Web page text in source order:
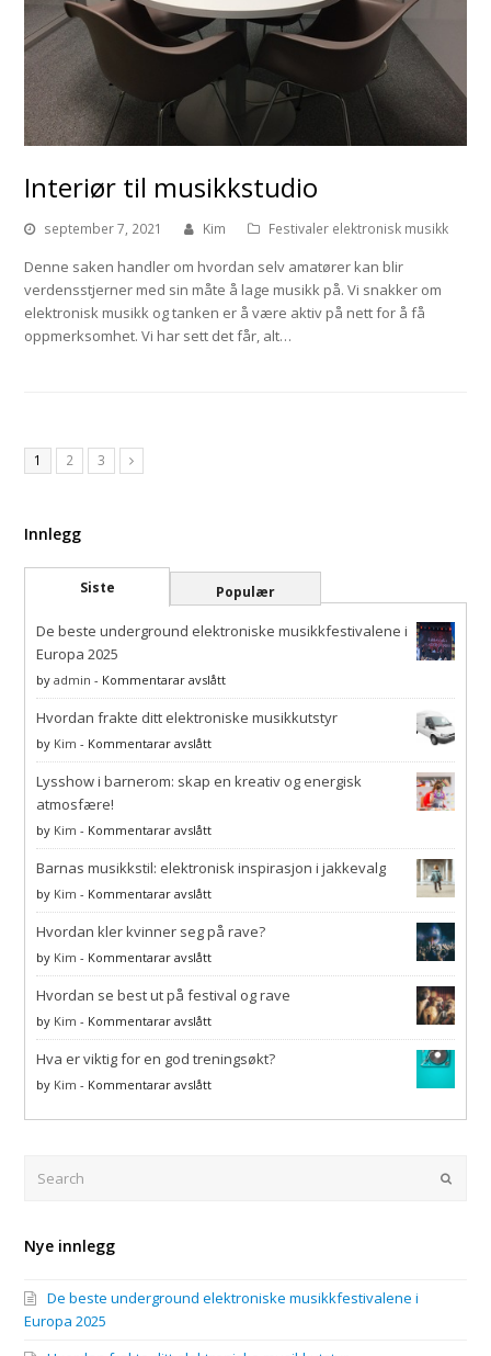
Interiør til musikkstudio
september 7, 2021 Kim Festivaler elektronisk musikk
Denne saken handler om hvordan selv amatører kan blir
verdensstjerner med sin måte å lage musikk på. Vi snakker om
elektronisk musikk og tanken er å være aktiv på nett for å få
oppmerksomhet. Vi har sett det får, alt…
1 2 3 Next
Innlegg
Siste Populær
De beste underground elektroniske musikkfestivalene i
Europa 2025
byadmin - Kommentarar avslåttpå
De
beste
musikkfestivalene
Hvordan frakte ditt elektroniske musikkutstyr
by Kim - Kommentarar avslåttpå
Hvordan
frakte
musikkutstyr
Lysshow i barnerom: skap en kreativ og energisk
atmosfære!
by Kim - Kommentarar avslåttpå
Lysshow
i
en
og
energisk
atmosfære!
Barnas musikkstil: elektronisk inspirasjon i jakkevalg
by Kim - Kommentarar avslåttpå
Barnas
musikkstil:
i
Hvordan kler kvinner seg på rave?
by Kim - Kommentarar avslåttpå
Hvordan
kler
på
Hvordan se best ut på festival og rave
by Kim - Kommentarar avslåttpå
Hvordan
se
på
Hva er viktig for en god treningsøkt?
by Kim - Kommentarar avslåttpå
er
Submit
Nye innlegg
De beste underground elektroniske musikkfestivalene i
Europa 2025